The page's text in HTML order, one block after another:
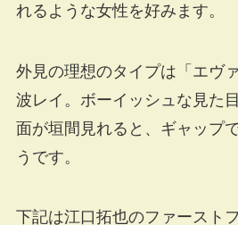
れるような女性を好みます。
外見の理想のタイプは「エヴ
波レイ。ボーイッシュな見た
面が垣間見れると、ギャップ
うです。
下記は江口拓也のファースト